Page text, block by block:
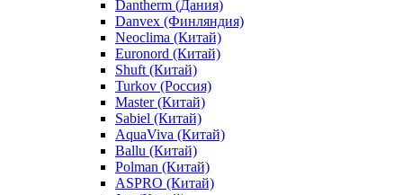
Dantherm (Дания)
Danvex (Финляндия)
Neoclima (Китай)
Euronord (Китай)
Shuft (Китай)
Turkov (Россия)
Master (Китай)
Sabiel (Китай)
AquaViva (Китай)
Ballu (Китай)
Polman (Китай)
ASPRO (Китай)